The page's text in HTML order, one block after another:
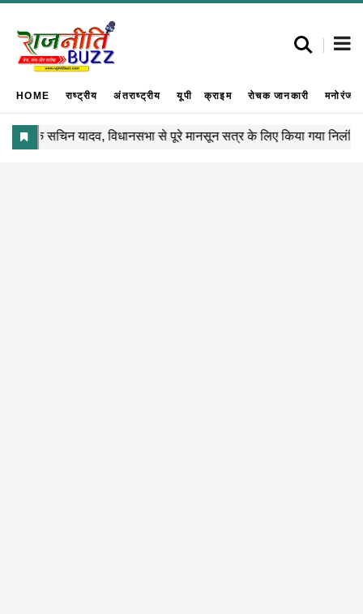
HOME राष्ट्रीय अंतराष्ट्रीय यूपी क्राइम रोचक जानकारी मनोरंजन